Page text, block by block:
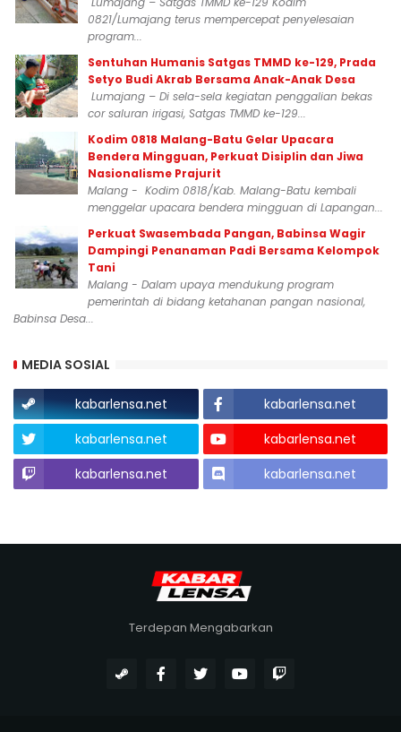
0821/Lumajang terus mempercepat penyelesaian
program...
Sentuhan Humanis Satgas TMMD ke-129, Prada
Setyo Budi Akrab Bersama Anak-Anak Desa
Lumajang – Di sela-sela kegiatan penggalian bekas
cor saluran irigasi, Satgas TMMD ke-129...
Kodim 0818 Malang-Batu Gelar Upacara
Bendera Mingguan, Perkuat Disiplin dan Jiwa
Nasionalisme Prajurit
Malang - Kodim 0818/Kab. Malang-Batu kembali
menggelar upacara bendera mingguan di Lapangan...
Perkuat Swasembada Pangan, Babinsa Wagir
Dampingi Penanaman Padi Bersama Kelompok
Tani
Malang - Dalam upaya mendukung program
pemerintah di bidang ketahanan pangan nasional,
Babinsa Desa...
MEDIA SOSIAL
kabarlensa.net
kabarlensa.net
kabarlensa.net
kabarlensa.net
kabarlensa.net
kabarlensa.net
Terdepan Mengabarkan